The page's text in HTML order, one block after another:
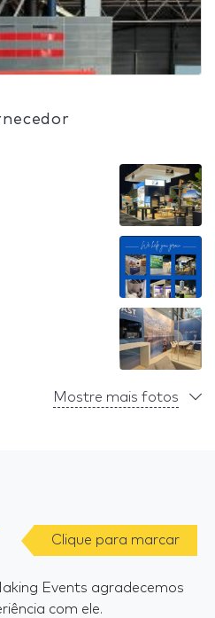
Mostre mais fotos
Clique para marcar
Events agradecemos
com ele.